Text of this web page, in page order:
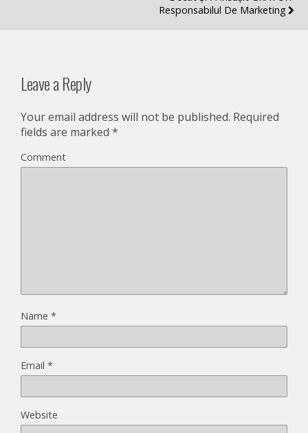
Responsabilul De Marketing
Leave a Reply
Your email address will not be published. Required
fields are marked *
Comment
Name *
Email *
Website